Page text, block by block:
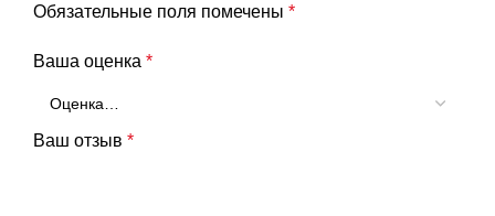
Обязательные поля помечены *
Ваша оценка *
Ваш отзыв *